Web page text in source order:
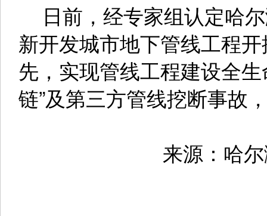
日前，经专家组认定哈
新开发城市地下管线工程
先，实现管线工程建设全
链”及第三方管线挖断事故
来源：哈尔